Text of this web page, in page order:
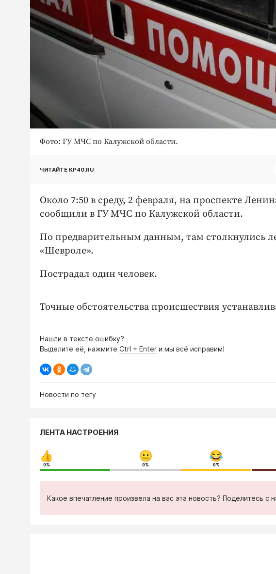
Фото: ГУ МЧС по Калужской области.
ЧИТАЙТЕ KP40.RU:
Около 7:50 в среду, 2 февраля, на проспекте
сообщили в ГУ МЧС по Калужской области.
По предварительным данным, там столкнулись
«Шевроле».
Пострадал один человек.
Точные обстоятельства происшествия
Нашли в тексте ошибку?
Выделите её, нажмите Ctrl + Enter и мы всё исправим!
Новости по тегу
ЛЕНТА НАСТРОЕНИЯ
0% 0% 0%
Какое впечатление произвела на вас эта новость? Поделитесь с